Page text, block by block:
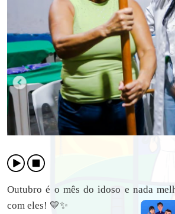
Outubro é o mês do idoso e nada
com eles! 💛✨